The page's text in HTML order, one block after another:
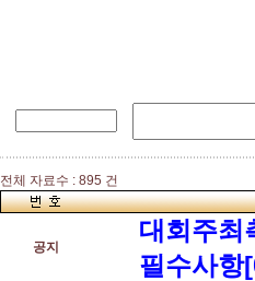
전체 자료수 : 895 건
공지
대회주최
필수사항